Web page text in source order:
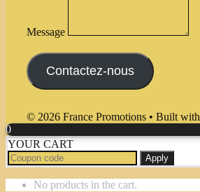
Message
Contactez-nous
© 2026 France Promotions • Built with
0
YOUR CART
Apply
No products in the cart.